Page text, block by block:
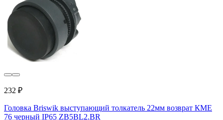
232 ₽
Головка Briswik выступающий толкатель 22мм возврат КМЕ
76 черный IP65 ZB5BL2.BR